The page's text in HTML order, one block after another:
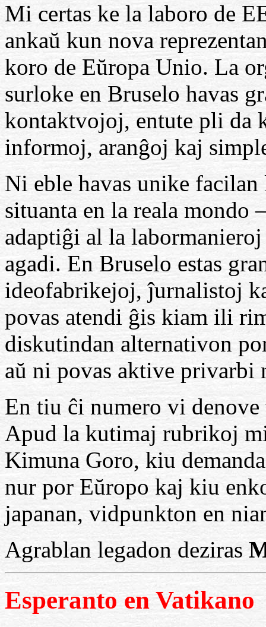
Mi certas ke la laboro de
ankaŭ kun nova
koro de Eŭropa Unio. La
surloke en Bruselo havas
kontaktvojoj, entute pli da
informoj, aranĝoj kaj
Ni eble havas unike
situanta en la reala mondo
adaptiĝi al la
agadi. En Bruselo estas
ideofabrikejoj, ĵurnalistoj
povas atendi ĝis kiam ili
diskutindan alternativon
aŭ ni povas aktive privarbi
En tiu ĉi numero vi denove
Apud la kutimaj rubrikoj
Kimuna Goro, kiu
nur por Eŭropo kaj kiu
japanan, vidpunkton en
Agrablan legadon deziras
Esperanto en Vatikano